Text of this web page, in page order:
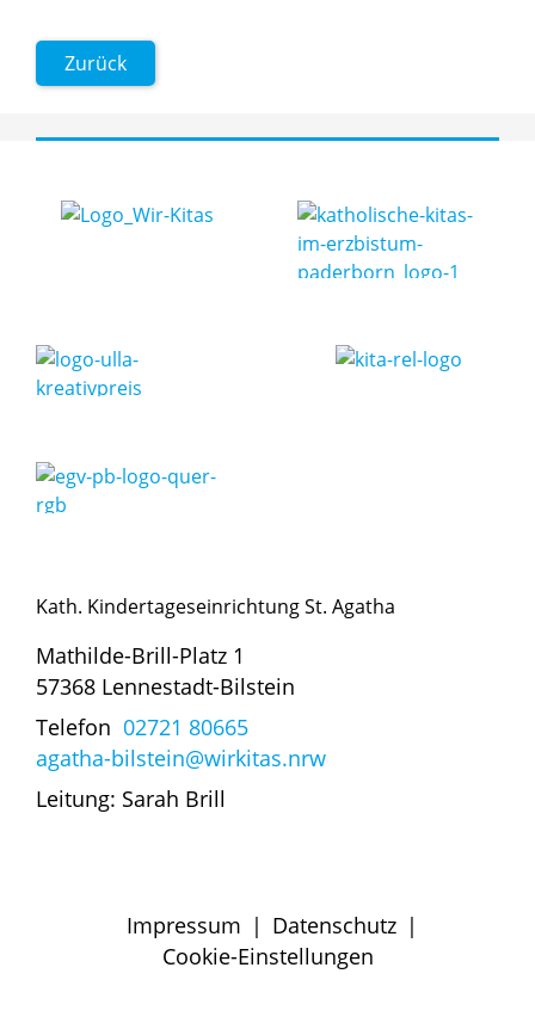
Zurück
Kath. Kindertageseinrichtung St. Agatha
Mathilde-Brill-Platz 1
57368 Lennestadt-Bilstein
Telefon 02721 80665
agatha-bilstein@wirkitas.nrw
Leitung: Sarah Brill
Impressum | Datenschutz |
Cookie-Einstellungen